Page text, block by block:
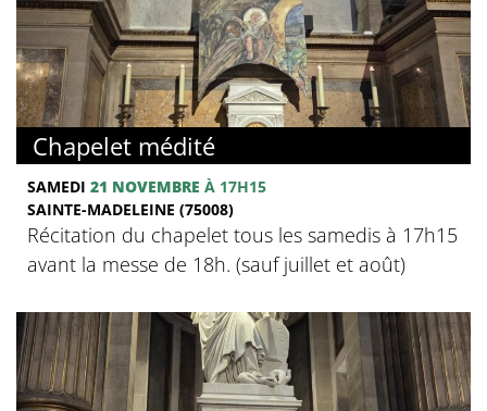
Chapelet médité
SAMEDI 21 NOVEMBRE À 17H15
SAINTE-MADELEINE (75008)
Récitation du chapelet tous les samedis à 17h15
avant la messe de 18h. (sauf juillet et août)